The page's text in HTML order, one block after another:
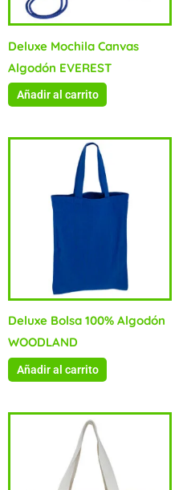
Deluxe Mochila Canvas
Algodón EVEREST
Añadir al carrito
Deluxe Bolsa 100% Algodón
WOODLAND
Añadir al carrito